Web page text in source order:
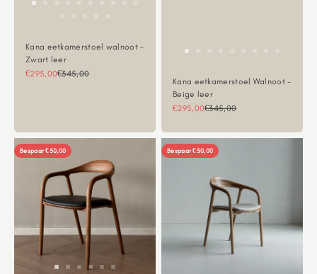
Kana eetkamerstoel walnoot -
Zwart leer
Aanbiedingsprijs
€295,00Normale prijs
€345,00
Kana eetkamerstoel Walnoot -
Beige leer
Aanbiedingsprijs
€295,00Normale prijs
€345,00
Bespaar €50,00 Bespaar €50,00